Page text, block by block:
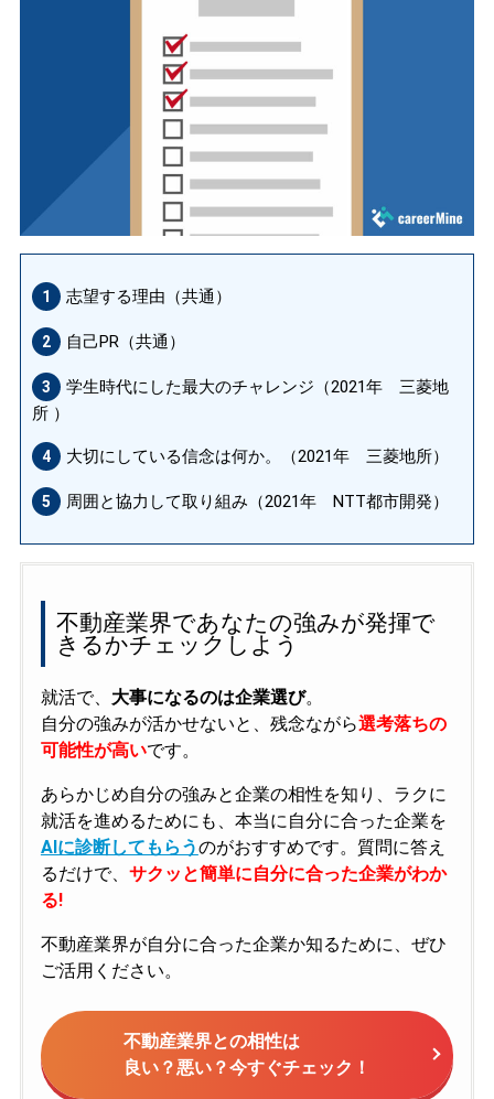
1 志望する理由（共通）
2 自己PR（共通）
3
学生時代にした最大のチャレンジ（2021年 三菱地
所 ）
4 大切にしている信念は何か。（2021年 三菱地所）
5 周囲と協力して取り組み（2021年 NTT都市開発）
不動産業界であなたの強みが発揮で
きるかチェックしよう
就活で、 大事になるのは企業選び。
自分の強みが活かせないと、残念ながら選考落ちの
可能性が高いです。
あらかじめ自分の強みと企業の相性を知り、ラクに
就活を進めるためにも、本当に自分に合った企業を
AIに診断してもらうのがおすすめです。質問に答え
るだけで、 サクッと簡単に自分に合った企業がわか
る!
不動産業界が自分に合った企業か知るために、ぜひ
ご活用ください。
不動産業界との相性は
良い？悪い？今すぐチェック！